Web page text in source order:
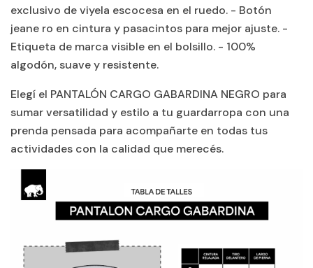
exclusivo de viyela escocesa en el ruedo. - Botón
jeane ro en cintura y pasacintos para mejor ajuste. -
Etiqueta de marca visible en el bolsillo. - 100%
algodón, suave y resistente.
Elegí el PANTALÓN CARGO GABARDINA NEGRO para
sumar versatilidad y estilo a tu guardarropa con una
prenda pensada para acompañarte en todas tus
actividades con la calidad que merecés.